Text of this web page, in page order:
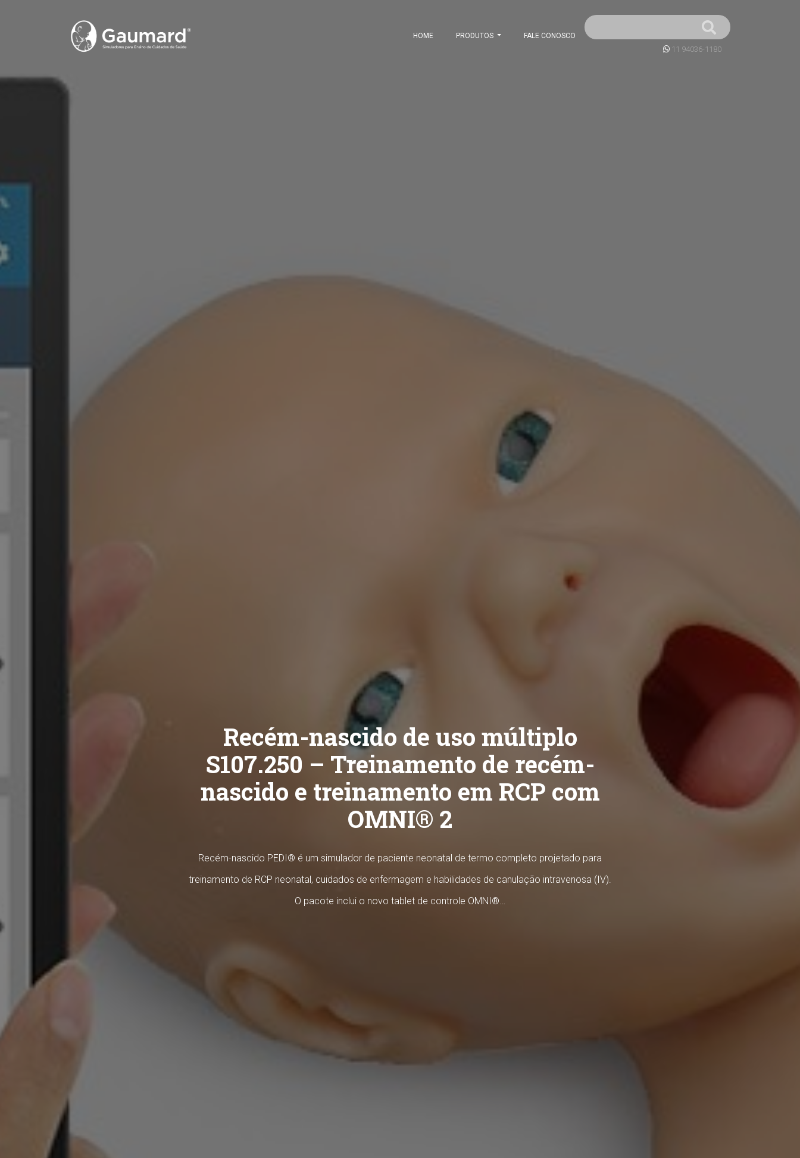
HOME PRODUTOS FALE CONOSCO
11 94036-1180
Recém-nascido de uso múltiplo
S107.250 – Treinamento de recém-
nascido e treinamento em RCP com
OMNI® 2
Recém-nascido PEDI® é um simulador de paciente neonatal de termo completo projetado para
treinamento de RCP neonatal, cuidados de enfermagem e habilidades de canulação intravenosa (IV).
O pacote inclui o novo tablet de controle OMNI®…